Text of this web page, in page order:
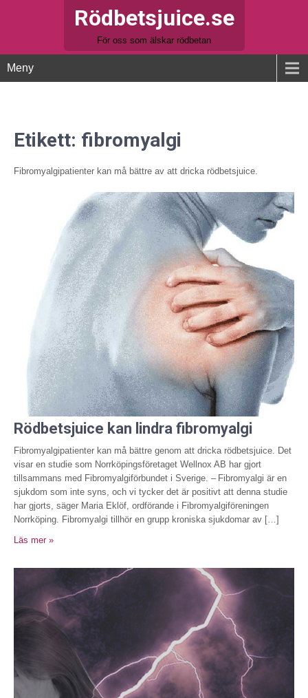
Rödbetsjuice.se
För oss som älskar rödbetan
Meny
Etikett: fibromyalgi
Fibromyalgipatienter kan må bättre av att dricka rödbetsjuice.
Rödbetsjuice kan lindra fibromyalgi
Fibromyalgipatienter kan må bättre genom att dricka rödbetsjuice. Det
visar en studie som Norrköpingsföretaget Wellnox AB har gjort
tillsammans med Fibromyalgi­förbundet i Sverige. – Fibromyalgi är en
sjukdom som inte syns, och vi tycker det är positivt att denna studie
har gjorts, säger Maria Eklöf, ordförande i Fibromyalgiföreningen
Norrköping. Fibromyalgi tillhör en grupp kroniska sjukdomar av […]
Läs mer »